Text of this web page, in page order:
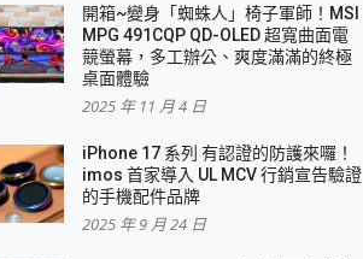
開箱~變身「蜘蛛人」椅子軍師！MSI
MPG 491CQP QD-OLED 超寬曲面電
競螢幕，多工辦公、爽度滿滿的終極
桌面體驗
2025 年 11 月 4 日
iPhone 17 系列 有認證的防護來囉！
imos 首家導入 UL MCV 行銷宣告驗證
的手機配件品牌
2025 年 9 月 24 日